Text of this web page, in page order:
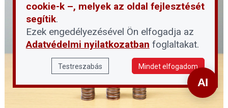
cookie-k –, melyek az oldal fejlesztését
segítik.
Ezek engedélyezésével Ön elfogadja az
Adatvédelmi nyilatkozatban foglaltakat.
Testreszabás Mindet elfogadom